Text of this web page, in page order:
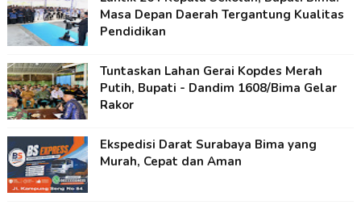
Masa Depan Daerah Tergantung Kualitas
Pendidikan
Tuntaskan Lahan Gerai Kopdes Merah
Putih, Bupati - Dandim 1608/Bima Gelar
Rakor
Ekspedisi Darat Surabaya Bima yang
Murah, Cepat dan Aman